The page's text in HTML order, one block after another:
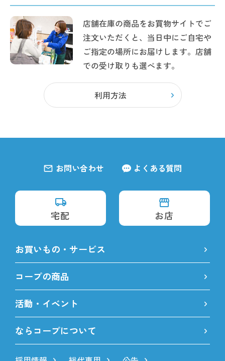
店舗在庫の商品をお買物サイトでご
注文いただくと、当日中にご自宅や
ご指定の場所にお届けします。店舗
での受け取りも選べます。
利用方法
お問い合わせ よくある質問
宅配 お店
お買いもの・サービス
コープの商品
活動・イベント
ならコープについて